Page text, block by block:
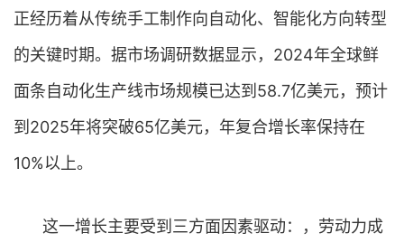
正经历着从传统手工制作向自动化、智能化方向转型
的关键时期。据市场调研数据显示，2024年全球鲜
面条自动化生产线市场规模已达到58.7亿美元，预计
到2025年将突破65亿美元，年复合增长率保持在
10%以上。
这一增长主要受到三方面因素驱动：，劳动力成